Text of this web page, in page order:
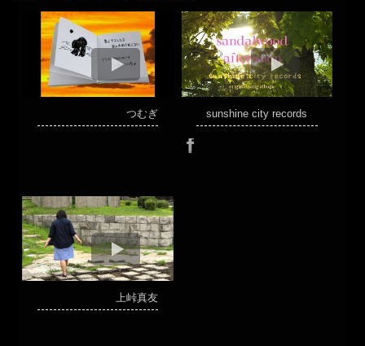
つむぎ sunshine city records
上峠真友